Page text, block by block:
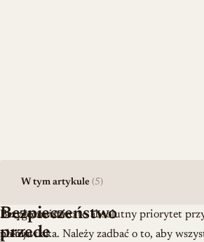
W tym artykule (5)
Przygotowanie
pokoju
Bezpieczeństwo
przede
Bezpieczeństwo to absolutny priorytet
niemowlaka. Należy zadbać o to, aby